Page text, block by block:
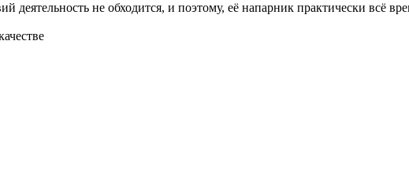
деятельность не обходится, и поэтому, её напарник практически всё